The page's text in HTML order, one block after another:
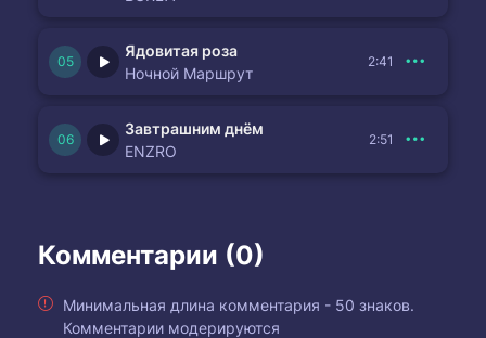
Ядовитая роза
Ночной Маршрут
2:41
Завтрашним днём
ENZRO
2:51
Комментарии (0)
Минимальная длина комментария - 50 знаков.
Комментарии модерируются